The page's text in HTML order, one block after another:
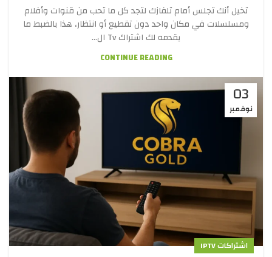
تخيل أنك تجلس أمام تلفازك لتجد كل ما تحب من قنوات وأفلام
ومسلسلات في مكان واحد دون تقطيع أو انتظار، هذا بالضبط ما
يقدمه لك اشتراك Tv ال...
CONTINUE READING
03
نوفمبر
اشتراكات IPTV